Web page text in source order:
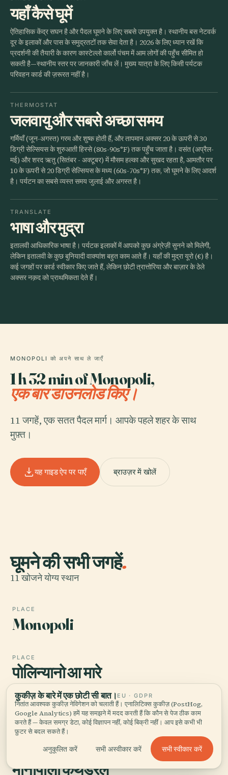
यहाँ कैसे घूमें
ऐतिहासिक केंद्र सघन है और पैदल घूमने के लिए सबसे उपयुक्त है। स्थानीय बस नेटवर्क
दूर के इलाकों और पास के समुद्रतटों तक सेवा देता है। 2026 के लिए ध्यान रखें कि
प्रदर्शनी की तैयारी के कारण कास्टेल्लो कार्लो पंचम में आम लोगों की पहुँच सीमित हो
सकती है—स्थानीय स्तर पर जानकारी जाँच लें। मुख्य यात्रा के लिए किसी पर्यटक
परिवहन कार्ड की ज़रूरत नहीं है।
THERMOSTAT
जलवायु और सबसे अच्छा समय
गर्मियाँ (जून-अगस्त) गरम और शुष्क होती हैं, और तापमान अक्सर 20 के ऊपरी से 30
डिग्री सेल्सियस के शुरुआती हिस्से (80s-90s°F) तक पहुँच जाता है। वसंत (अप्रैल-
मई) और शरद ऋतु (सितंबर - अक्टूबर) में मौसम हल्का और सुखद रहता है, आमतौर पर
10 के ऊपरी से 20 डिग्री सेल्सियस के मध्य (60s-70s°F) तक, जो घूमने के लिए आदर्श
है। पर्यटन का सबसे व्यस्त समय जुलाई और अगस्त है।
TRANSLATE
भाषा और मुद्रा
इतालवी आधिकारिक भाषा है। पर्यटक इलाकों में आपको कुछ अंग्रेज़ी सुनने को मिलेगी,
लेकिन इतालवी के कुछ बुनियादी वाक्यांश बहुत काम आते हैं। यहाँ की मुद्रा यूरो (€) है।
कई जगहों पर कार्ड स्वीकार किए जाते हैं, लेकिन छोटी त्रात्तोरिया और बाज़ार के ठेले
अक्सर नक़द को प्राथमिकता देते हैं।
MONOPOLI को अपने साथ ले जाएँ
1 h 32 min of Monopoli,
एक बार डाउनलोड किए।
11 जगहें, एक सतत पैदल मार्ग। आपके पहले शहर के साथ
मुफ़्त।
यह गाइड ऐप पर पाएँ ब्राउज़र में खोलें
घूमने की सभी जगहें.
11 खोजने योग्य स्थान
PLACE
Monopoli
PLACE
पोलिन्यानो आ मारे
PLACE
ग्नातिया
मोनोपोली कैथेड्रल
कुकीज़ के बारे में एक छोटी सी बात। EU · GDPR
नितांत आवश्यक कुकीज़ नेविगेशन को चलाती हैं। एनालिटिक्स कुकीज़ (PostHog,
Google Analytics) हमें यह समझने में मदद करती हैं कि कौन से पेज ठीक काम
करते हैं — केवल समग्र डेटा, कोई विज्ञापन नहीं, कोई बिक्री नहीं। आप इसे कभी भी
फ़ुटर से बदल सकते हैं।
अनुकूलित करें सभी अस्वीकार करें सभी स्वीकार करें